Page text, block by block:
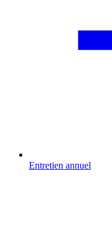
Entretien annuel